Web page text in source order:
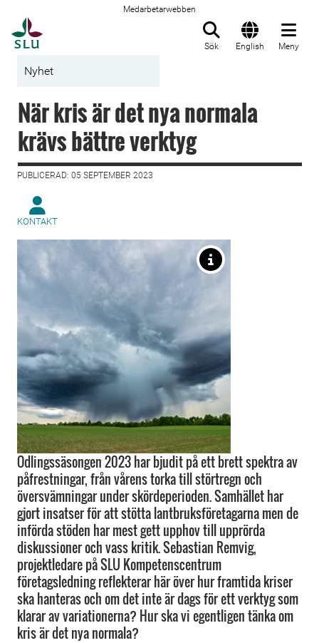
Medarbetarwebben
Sök English Meny
Nyhet
När kris är det nya normala
krävs bättre verktyg
PUBLICERAD: 05 SEPTEMBER 2023
KONTAKT
­­­Odlingssäsongen 2023 har bjudit på ett brett spektra av
påfrestningar, från vårens torka till störtregn och
översvämningar under skördeperioden. Samhället har
gjort insatser för att stötta lantbruksföretagarna men de
införda stöden har mest gett upphov till upprörda
diskussioner och vass kritik. Sebastian Remvig,
projektledare på SLU Kompetenscentrum
företagsledning reflekterar här över hur framtida kriser
ska hanteras och om det inte är dags för ett verktyg som
klarar av variationerna? Hur ska vi egentligen tänka om
kris är det nya normala?